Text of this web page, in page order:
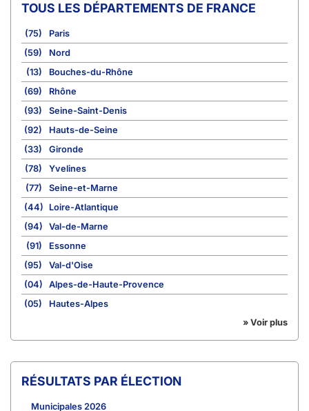
TOUS LES DÉPARTEMENTS DE FRANCE
(75)
Paris
(59)
Nord
(13)
Bouches-du-Rhône
(69)
Rhône
(93)
Seine-Saint-Denis
(92)
Hauts-de-Seine
(33)
Gironde
(78)
Yvelines
(77)
Seine-et-Marne
(44)
Loire-Atlantique
(94)
Val-de-Marne
(91)
Essonne
(95)
Val-d'Oise
(04)
Alpes-de-Haute-Provence
(05)
Hautes-Alpes
» Voir plus
RÉSULTATS PAR ÉLECTION
Municipales 2026